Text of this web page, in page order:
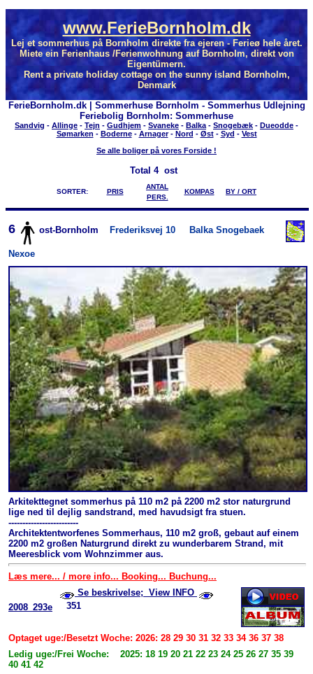
www.FerieBornholm.dk
Lej et sommerhus på Bornholm direkte fra ejeren - Ferieø hele året.
Miete ein Ferienhaus /Ferienwohnung auf Bornholm, direkt von
Eigentümern.
Rent a private holiday cottage on the sunny island Bornholm,
Denmark
FerieBornholm.dk | Sommerhuse Bornholm - Sommerhus Udlejning
Feriebolig Bornholm: Sommerhuse
Sandvig - Allinge - Tejn - Gudhjem - Svaneke - Balka - Snogebæk - Dueodde -
Sømarken - Boderne- Arnager- Nord - Øst- Syd - Vest
Se alle boliger på vores Forside !
Total 4 ost
SORTER: PRIS
ANTAL
PERS.
KOMPAS BY / ORT
6 ost-Bornholm Frederiksvej 10 Balka Snogebaek
Nexoe
Arkitekttegnet sommerhus på 110 m2 på 2200 m2 stor naturgrund
lige ned til dejlig sandstrand, med havudsigt fra stuen.
-------------------------
Architektentworfenes Sommerhaus, 110 m2 groß, gebaut auf einem
2200 m2 großen Naturgrund direkt zu wunderbarem Strand, mit
Meeresblick vom Wohnzimmer aus.
Læs mere... / more info... Booking... Buchung...
2008_293e
Se beskrivelse; View INFO
351
Optaget uge:/Besetzt Woche: 2026: 28 29 30 31 32 33 34 36 37 38
Ledig uge:/Frei Woche: 2025: 18 19 20 21 22 23 24 25 26 27 35 39
40 41 42